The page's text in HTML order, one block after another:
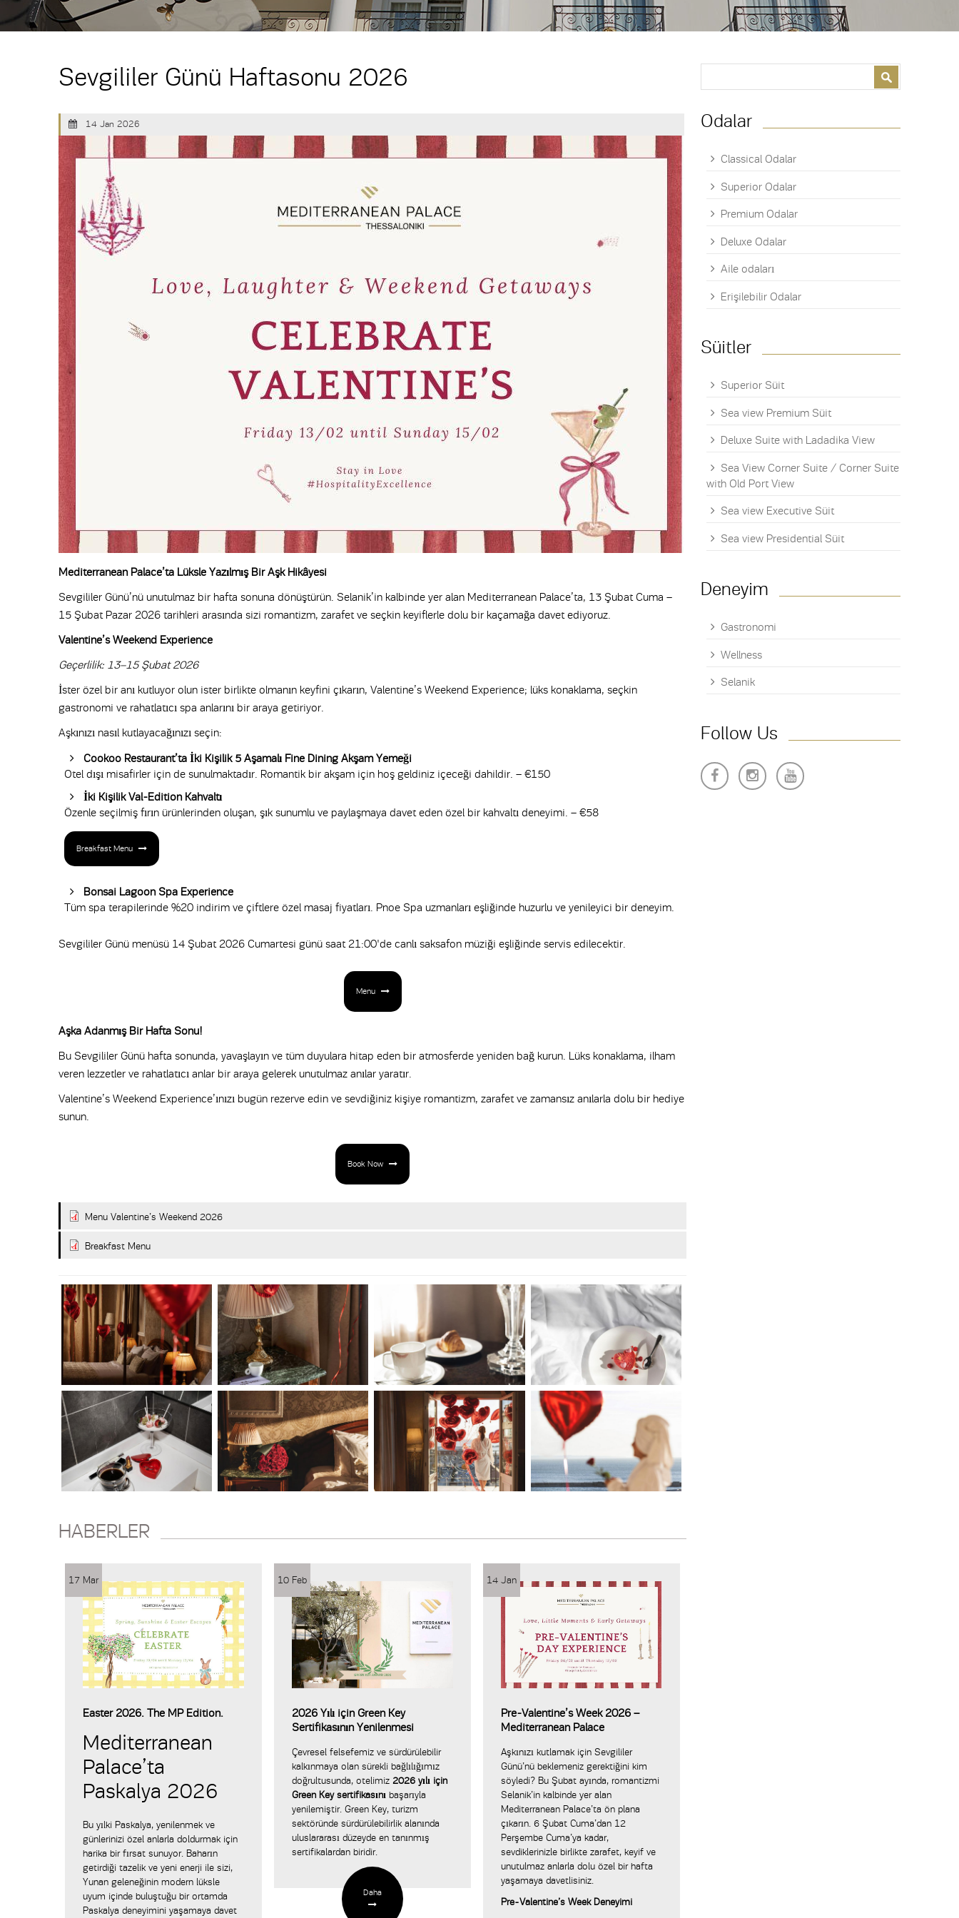
Sevgililer Günü Haftasonu 2026
14 Jan 2026
Mediterranean Palace’ta Lüksle Yazılmış Bir Aşk Hikâyesi
Sevgililer Günü’nü unutulmaz bir hafta sonuna dönüştürün. Selanik’in kalbinde yer alan Mediterranean Palace’ta, 13 Şubat Cuma –
15 Şubat Pazar 2026 tarihleri arasında sizi romantizm, zarafet ve seçkin keyiflerle dolu bir kaçamağa davet ediyoruz.
Valentine’s Weekend Experience
Geçerlilik: 13–15 Şubat 2026
İster özel bir anı kutluyor olun ister birlikte olmanın keyfini çıkarın, Valentine’s Weekend Experience; lüks konaklama, seçkin
gastronomi ve rahatlatıcı spa anlarını bir araya getiriyor.
Aşkınızı nasıl kutlayacağınızı seçin:
Cookoo Restaurant’ta İki Kişilik 5 Aşamalı Fine Dining Akşam Yemeği
Otel dışı misafirler için de sunulmaktadır. Romantik bir akşam için hoş geldiniz içeceği dahildir. – €150
İki Kişilik Val-Edition Kahvaltı
Özenle seçilmiş fırın ürünlerinden oluşan, şık sunumlu ve paylaşmaya davet eden özel bir kahvaltı deneyimi. – €58
Breakfast Menu
Bonsai Lagoon Spa Experience
Tüm spa terapilerinde %20 indirim ve çiftlere özel masaj fiyatları. Pnoe Spa uzmanları eşliğinde huzurlu ve yenileyici bir deneyim.
Sevgililer Günü menüsü 14 Şubat 2026 Cumartesi günü saat 21:00'de canlı saksafon müziği eşliğinde servis edilecektir.
Menu
Aşka Adanmış Bir Hafta Sonu!
Bu Sevgililer Günü hafta sonunda, yavaşlayın ve tüm duyulara hitap eden bir atmosferde yeniden bağ kurun. Lüks konaklama, ilham
veren lezzetler ve rahatlatıcı anlar bir araya gelerek unutulmaz anılar yaratır.
Valentine’s Weekend Experience’ınızı bugün rezerve edin ve sevdiğiniz kişiye romantizm, zarafet ve zamansız anılarla dolu bir hediye
sunun.
Book Now
Menu Valentine’s Weekend 2026
Breakfast Menu
HABERLER
17 Mar
Easter 2026. The MP Edition.
Mediterranean
Palace’ta
Paskalya 2026
Bu yılki Paskalya, yenilenmek ve
günlerinizi özel anlarla doldurmak için
harika bir fırsat sunuyor. Baharın
getirdiği tazelik ve yeni enerji ile sizi,
Yunan geleneğinin modern lüksle
uyum içinde buluştuğu bir ortamda
Paskalya deneyimini yaşamaya davet
10 Feb
2026 Yılı için Green Key
Sertifikasının Yenilenmesi
Çevresel felsefemiz ve sürdürülebilir
kalkınmaya olan sürekli bağlılığımız
doğrultusunda, otelimiz2026 yılı için
Green Key sertifikasını başarıyla
yenilemiştir. Green Key, turizm
sektöründe sürdürülebilirlik alanında
uluslararası düzeyde en tanınmış
sertifikalardan biridir.
Daha
14 Jan
Pre-Valentine’s Week 2026 –
Mediterranean Palace
Aşkınızı kutlamak için Sevgililer
Günü’nü beklemeniz gerektiğini kim
söyledi? Bu Şubat ayında, romantizmi
Selanik’in kalbinde yer alan
Mediterranean Palace’ta ön plana
çıkarın. 6 Şubat Cuma’dan 12
Perşembe Cuma’ya kadar,
sevdiklerinizle birlikte zarafet, keyif ve
unutulmaz anlarla dolu özel bir hafta
yaşamaya davetlisiniz.
Pre-Valentine’s Week Deneyimi
Odalar
Classical Odalar
Superior Odalar
Premium Odalar
Deluxe Odalar
Aile odaları
Erişilebilir Odalar
Süitler
Superior Süit
Sea view Premium Süit
Deluxe Suite with Ladadika View
Sea View Corner Suite / Corner Suite
with Old Port View
Sea view Executive Süit
Sea view Presidential Süit
Deneyim
Gastronomi
Wellness
Selanik
Follow Us